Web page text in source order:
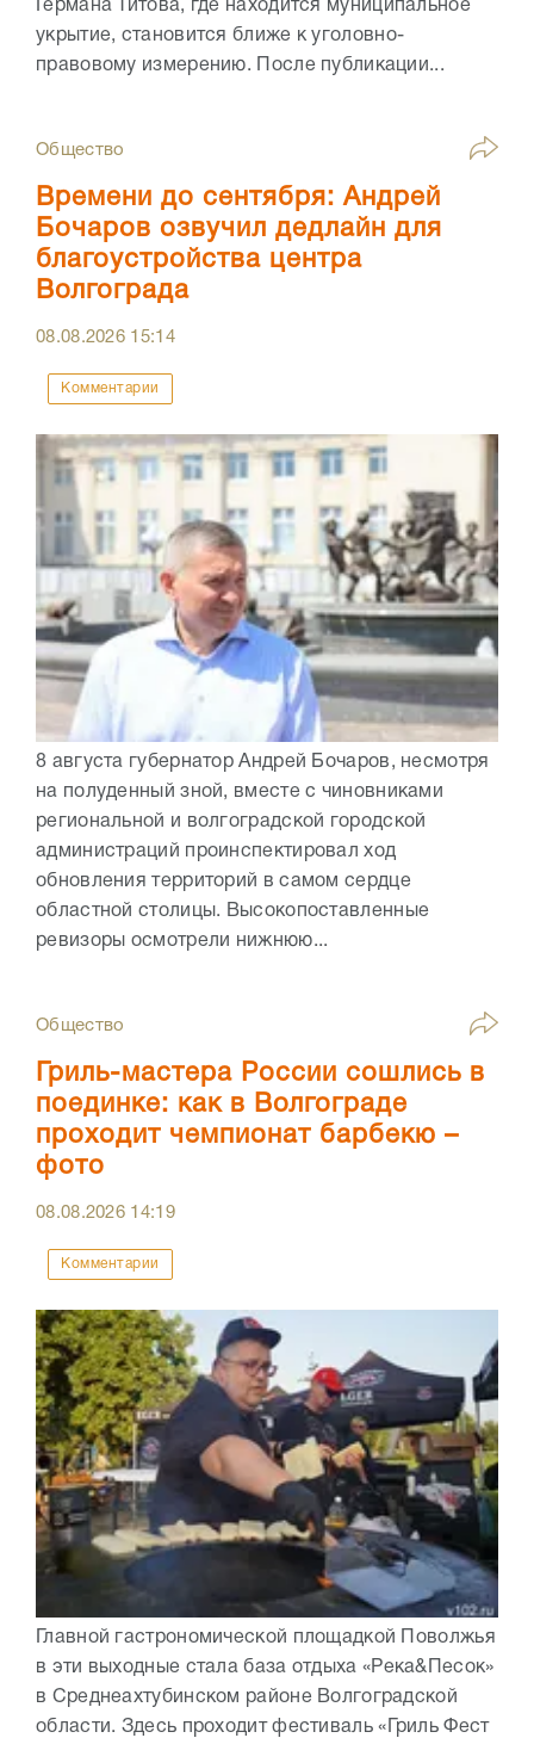
Германа Титова, где находится муниципальное
укрытие, становится ближе к уголовно-
правовому измерению. После публикации...
Общество
Времени до сентября: Андрей
Бочаров озвучил дедлайн для
благоустройства центра
Волгограда
08.08.2026 15:14
Комментарии
8 августа губернатор Андрей Бочаров, несмотря
на полуденный зной, вместе с чиновниками
региональной и волгоградской городской
администраций проинспектировал ход
обновления территорий в самом сердце
областной столицы. Высокопоставленные
ревизоры осмотрели нижнюю...
Общество
Гриль-мастера России сошлись в
поединке: как в Волгограде
проходит чемпионат барбекю –
фото
08.08.2026 14:19
Комментарии
Главной гастрономической площадкой Поволжья
в эти выходные стала база отдыха «Река&Песок»
в Среднеахтубинском районе Волгоградской
области. Здесь проходит фестиваль «Гриль Фест